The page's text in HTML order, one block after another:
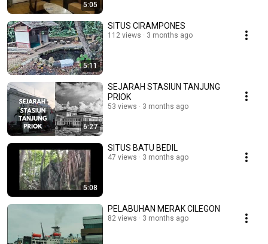
5:05
5:11
SITUS CIRAMPONES
112 views 3 months ago
6:27
SEJARAH STASIUN TANJUNG
PRIOK
53 views 3 months ago
5:08
SITUS BATU BEDIL
47 views 3 months ago
PELABUHAN MERAK CILEGON
82 views 3 months ago